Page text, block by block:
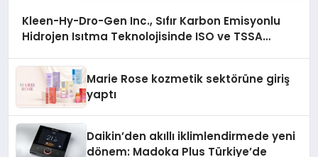
Kleen-Hy-Dro-Gen Inc., Sıfır Karbon Emisyonlu
Hidrojen Isıtma Teknolojisinde ISO ve TSSA
Marie Rose kozmetik sektörüne giriş
yaptı
Daikin’den akıllı iklimlendirmede yeni
dönem: Madoka Plus Türkiye’de